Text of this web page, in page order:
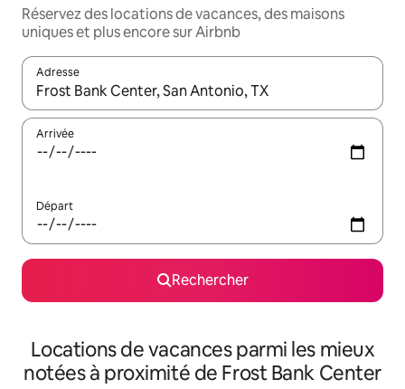
Réservez des locations de vacances, des maisons
uniques et plus encore sur Airbnb
Adresse
Lorsque les résultats s'affichent, utilisez les flèches vers le
Arrivée
Départ
Rechercher
Locations de vacances parmi les mieux
notées à proximité de Frost Bank Center